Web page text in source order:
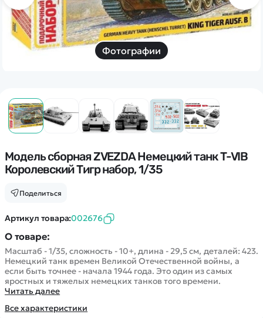
Фотографии
Модель сборная ZVEZDA Немецкий танк T-VIB
Королевский Тигр набор, 1/35
Поделиться
Артикул товара:002676
О товаре:
Масштаб - 1/35, сложность - 10+, длина - 29,5 см, деталей: 423.
Немецкий танк времен Великой Отечественной войны, а
если быть точнее - начала 1944 года. Это один из самых
яростных и тяжелых немецких танков того времени.
Читать далее
Все характеристики
Дополнительный способ связи
WhatsApp/Мобильный
Есть вопрос? Можем связаться с вами
Наши соцсети:
Каталог
Квадрокоптеры
Машинки
Танки
Вертолеты
Катера
Роботы
Самолеты
Информация
Оптовые продажи
Блог
Статьи про беспилотники
Обзор квадрокоптеров
Покупателю
Контакты
Оплата и доставка